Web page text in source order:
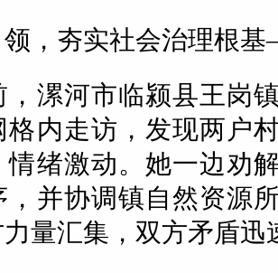
，夯实社会治理根
河市临颍县王岗镇
格内走访，发现两户
情绪激动。她一边劝
，并协调镇自然资源
量汇集，双方矛盾迅